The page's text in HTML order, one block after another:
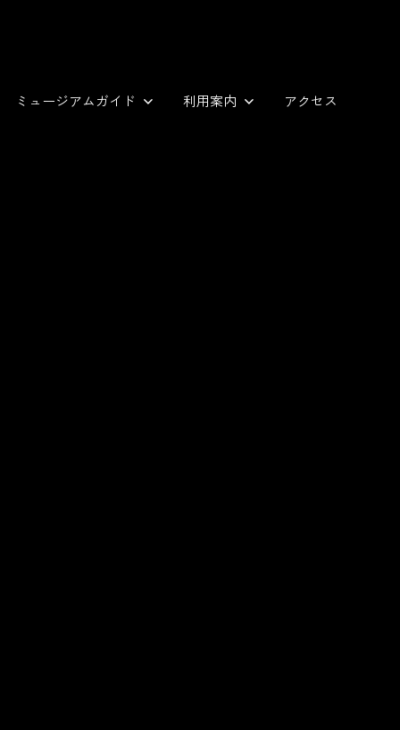
ミュージアムガイド 利用案内 アクセス